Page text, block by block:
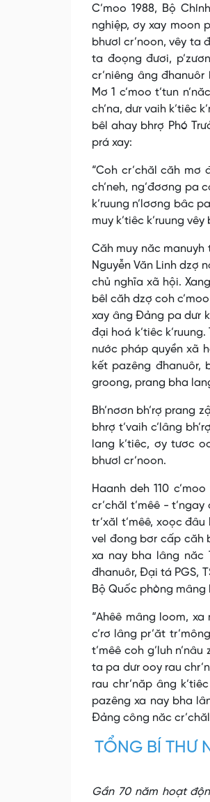
C’moo 1988, Bộ
nghiệp, ơy xay moon
bhươl cr’noon, vêy ta
ta đoọng đươi,
cr’niêng âng đhanuôr
Mơ 1 c’moo t’tun
ch’na, dưr vaih k’tiêc
bêl ahay bhrợ Phó
prá xay:
“Coh cr’chăl căh mơ
ch’neh, ng’đơơng pa
k’ruung n’lơơng bâc
muy k’tiêc k’ruung
Căh muy năc manuyh
Nguyễn Văn Linh dzợ
chủ nghĩa xã hội.
bêl căh dzợ coh
xay âng Đảng pa dưr
đại hoá k’tiêc
nước pháp quyền xã
kết pazêng đhanuôr,
groong, prang bha
Bh’nơơn bh’rợ prang
bhrợ t’vaih c’lâng
lang k’tiêc, ơy tươc
bhươl cr’noon.
Haanh deh 110
cr’chăl t’mêê -
tr’xăl t’mêê, xoọc
vel đong bơr cấp căh
xa nay bha lâng năc
đhanuôr, Đại tá PGS,
Bộ Quốc phòng mâng
“Ahêê mâng loom, xa
c’rơ lâng pr’ăt
t’mêê coh g’luh
ta pa dưr ooy rau
rau chr’năp âng
pazêng xa nay bha
Đảng công năc cr’chăl
TỔNG BÍ THƯ
Gần 70 năm hoạt